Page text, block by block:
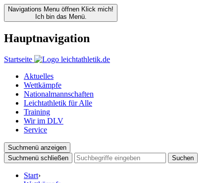
Navigations Menu öffnen Klick mich!
Ich bin das Menü.
Hauptnavigation
Startseite
Aktuelles
Wettkämpfe
Nationalmannschaften
Leichtathletik für Alle
Training
Wir im DLV
Service
Suchmenü anzeigen
Suchmenü schließen
Suchen
Start›